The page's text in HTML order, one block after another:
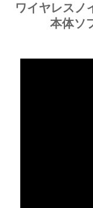
ワイヤレスノ
本体ソ